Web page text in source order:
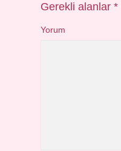
Gerekli alanlar*
Yorum